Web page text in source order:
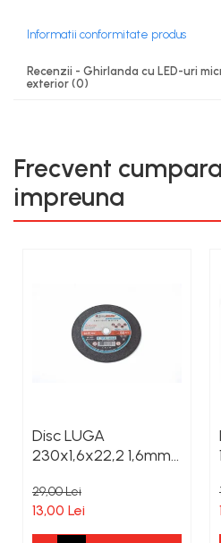
Informatii conformitate produs
Recenzii - Ghirlanda cu LED-uri
exterior (0)
Frecvent
impreuna
Disc LUGA
230x1,6x22,2 1,6mm
29,00 Lei
13,00 Lei